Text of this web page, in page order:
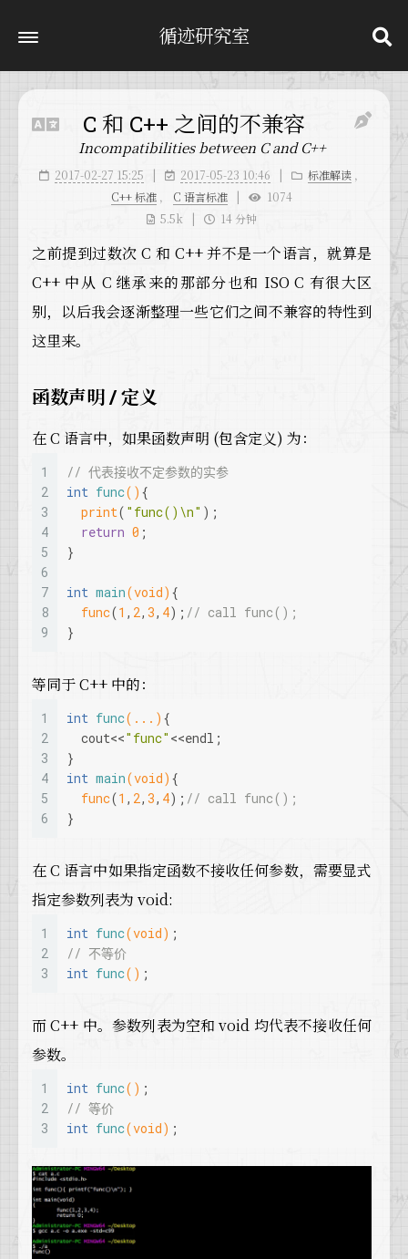
循迹研究室
C 和 C++ 之间的不兼容
Incompatibilities between C and C++
2017-02-27 15:25 2017-05-23 10:46 标准解读 ，
C++ 标准 ， C 语言标准
1074
5.5k
14 分钟
之前提到过数次 C 和 C++ 并不是一个语言，就算是
C++ 中从 C 继承来的那部分也和 ISO C 有很大区
别，以后我会逐渐整理一些它们之间不兼容的特性到
这里来。
函数声明 / 定义
在 C 语言中，如果函数声明 (包含定义) 为：
1
2
3
4
5
6
7
8
9
// 代表接收不定参数的实参
int func() {
print( "func()\n" );
return 0 ;
}
int main(void) {
func(1 , 2, 3, 4); // call func();
}
等同于 C++ 中的：
1
2
3
4
5
6
int func(...) {
  cout<<
"func" <<endl;
}
int main(void) {
func(1 , 2, 3, 4); // call func();
}
在 C 语言中如果指定函数不接收任何参数，需要显式
指定参数列表为 void:
1
2
3
int func(void) ;
// 不等价
int func() ;
而 C++ 中。参数列表为空和 void 均代表不接收任何
参数。
1
2
3
int func() ;
// 等价
int func(void) ;